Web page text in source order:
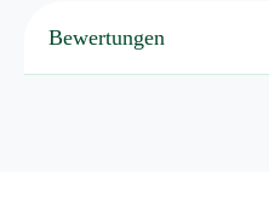
Bewertungen